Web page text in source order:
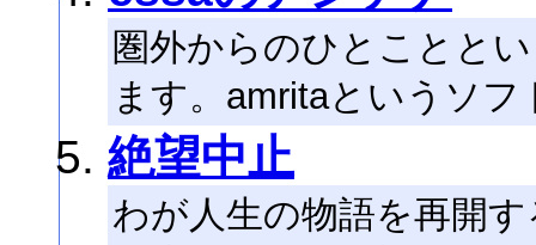
圏外からのひとことと
ます。amritaというソ
絶望中止
わが人生の物語を再開